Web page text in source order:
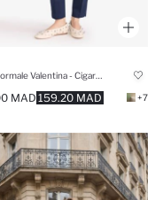
159.20 MAD
MAD +7